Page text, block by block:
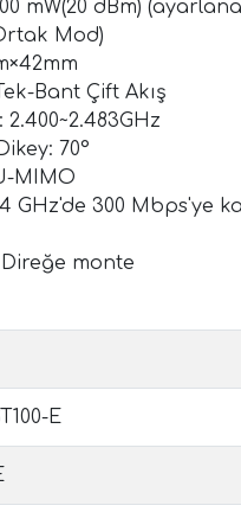
mW(20 dBm)
Mod)
Bant Çift Akış
2.400~2.483GHz
70°
MIMO
GHz'de 300 Mbps'ye
monte
E